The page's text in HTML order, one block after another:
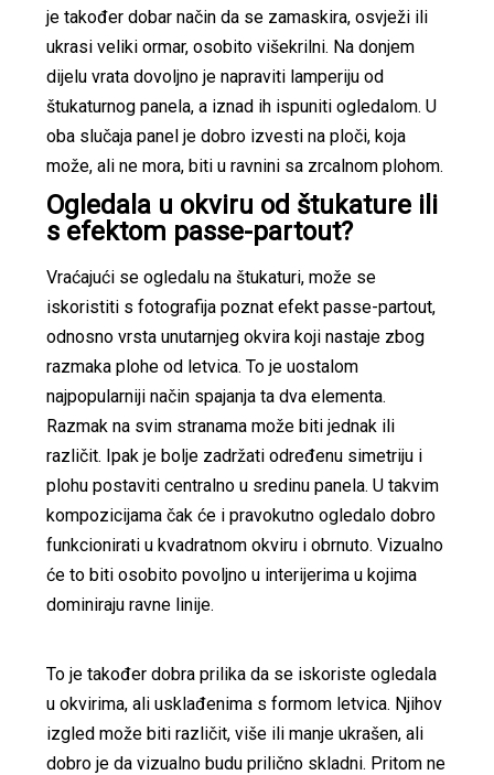
je također dobar način da se zamaskira, osvježi ili
ukrasi veliki ormar, osobito višekrilni. Na donjem
dijelu vrata dovoljno je napraviti lamperiju od
štukaturnog panela, a iznad ih ispuniti ogledalom. U
oba slučaja panel je dobro izvesti na ploči, koja
može, ali ne mora, biti u ravnini sa zrcalnom plohom.
Ogledala u okviru od štukature ili
s efektom passe-partout?
Vraćajući se ogledalu na štukaturi, može se
iskoristiti s fotografija poznat efekt passe-partout,
odnosno vrsta unutarnjeg okvira koji nastaje zbog
razmaka plohe od letvica. To je uostalom
najpopularniji način spajanja ta dva elementa.
Razmak na svim stranama može biti jednak ili
različit. Ipak je bolje zadržati određenu simetriju i
plohu postaviti centralno u sredinu panela. U takvim
kompozicijama čak će i pravokutno ogledalo dobro
funkcionirati u kvadratnom okviru i obrnuto. Vizualno
će to biti osobito povoljno u interijerima u kojima
dominiraju ravne linije.
To je također dobra prilika da se iskoriste ogledala
u okvirima, ali usklađenima s formom letvica. Njihov
izgled može biti različit, više ili manje ukrašen, ali
dobro je da vizualno budu prilično skladni. Pritom ne